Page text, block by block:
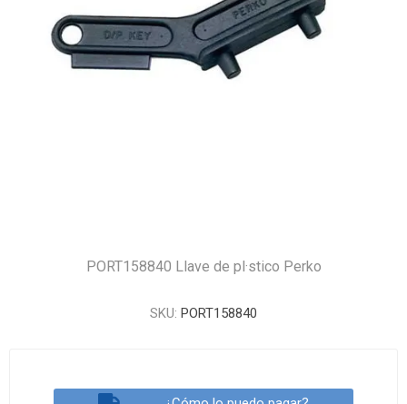
PORT158840 Llave de pl·stico Perko
SKU: PORT158840